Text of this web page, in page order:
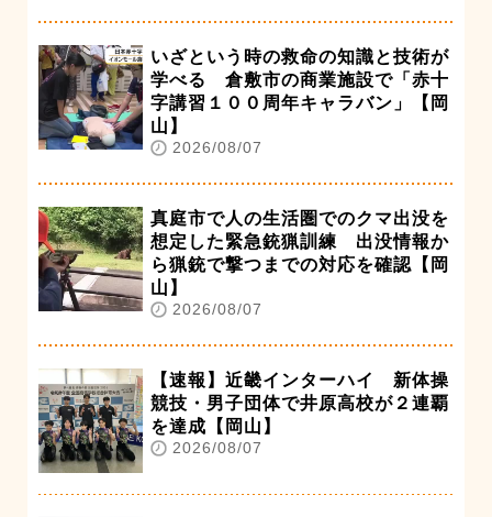
いざという時の救命の知識と技術が
学べる 倉敷市の商業施設で「赤十
字講習１００周年キャラバン」【岡
山】
2026/08/07
真庭市で人の生活圏でのクマ出没を
想定した緊急銃猟訓練 出没情報か
ら猟銃で撃つまでの対応を確認【岡
山】
2026/08/07
【速報】近畿インターハイ 新体操
競技・男子団体で井原高校が２連覇
を達成【岡山】
2026/08/07